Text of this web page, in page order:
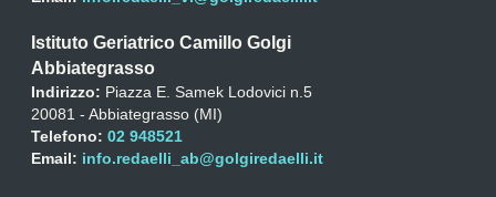
Istituto Geriatrico Camillo Golgi
Abbiategrasso
Indirizzo: Piazza E. Samek Lodovici n.5
20081 - Abbiategrasso (MI)
Telefono: 02 948521
Email: info.redaelli_ab@golgiredaelli.it